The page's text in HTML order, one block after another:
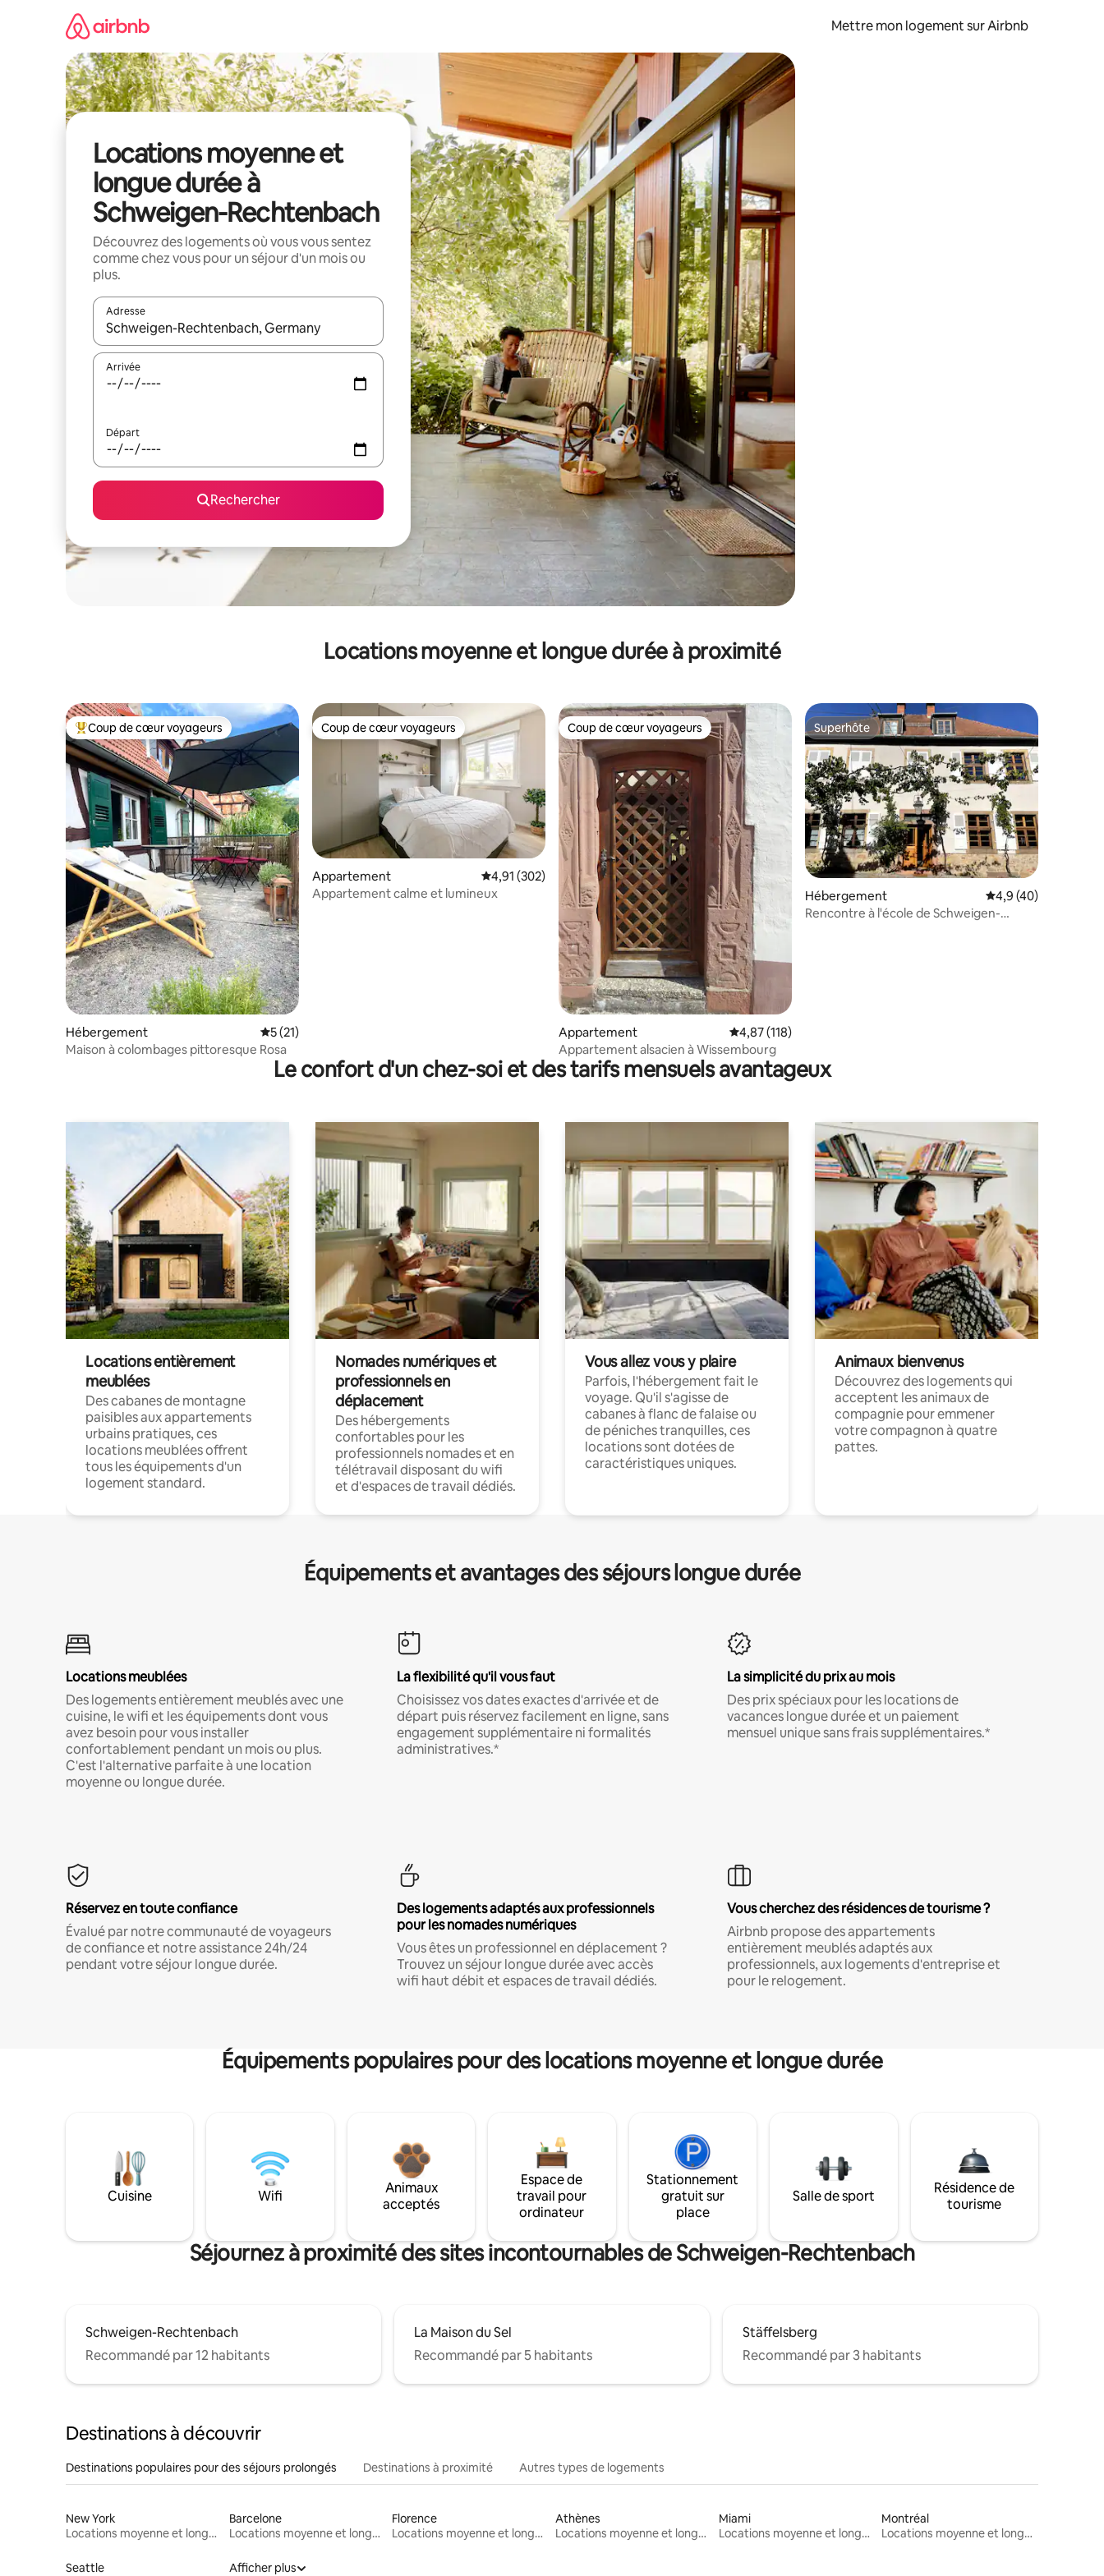
Mettre mon logement sur Airbnb
Locations moyenne et
longue durée à
Schweigen-Rechtenbach
Découvrez des logements où vous vous sentez
comme chez vous pour un séjour d'un mois ou
plus.
Adresse
Lorsque les résultats s'affichent, utilisez les flèches vers le haut et vers le bas pour les parcourir ou en appuyant et en faisant glisser.
Arrivée
Départ
Rechercher
Locations moyenne et longue durée à proximité
Coups de cœur voyageurs les plus appréciés
Coup de cœur voyageurs
Hébergement Évaluation moyenne sur la base de 21 commentaires : 5 sur 5
5 (21)
Maison à colombages pittoresque Rosa
Coup de cœur voyageurs
Coup de cœur voyageurs
Appartement Évaluation moyenne sur la base de 302 commentaires : 4,91 sur 5
4,91 (302)
Appartement calme et lumineux
Coup de cœur voyageurs
Coup de cœur voyageurs
Appartement Évaluation moyenne sur la base de 118 commentaires : 4,87 sur 5
4,87 (118)
Appartement alsacien à Wissembourg
Superhôte
Superhôte
Hébergement Évaluation
4,9 (40)
Rencontre à l'école de Schweigen-
Le confort d'un chez-soi et des tarifs mensuels avantageux
Locations entièrement
meublées
Des cabanes de montagne
paisibles aux appartements
urbains pratiques, ces
locations meublées offrent
tous les équipements d'un
logement standard.
Nomades numériques et
professionnels en
déplacement
Des hébergements
confortables pour les
professionnels nomades et en
télétravail disposant du wifi
et d'espaces de travail dédiés.
Vous allez vous y plaire
Parfois, l'hébergement fait le
voyage. Qu'il s'agisse de
cabanes à flanc de falaise ou
de péniches tranquilles, ces
locations sont dotées de
caractéristiques uniques.
Animaux bienvenus
Découvrez des logements qui
acceptent les animaux de
compagnie pour emmener
votre compagnon à quatre
pattes.
Équipements et avantages des séjours longue durée
Locations meublées
Des logements entièrement meublés avec une
cuisine, le wifi et les équipements dont vous
avez besoin pour vous installer
confortablement pendant un mois ou plus.
C'est l'alternative parfaite à une location
moyenne ou longue durée.
La flexibilité qu'il vous faut
Choisissez vos dates exactes d'arrivée et de
départ puis réservez facilement en ligne, sans
engagement supplémentaire ni formalités
administratives.*
La simplicité du prix au mois
Des prix spéciaux pour les locations de
vacances longue durée et un paiement
mensuel unique sans frais supplémentaires.*
Réservez en toute confiance
Évalué par notre communauté de voyageurs
de confiance et notre assistance 24h/24
pendant votre séjour longue durée.
Des logements adaptés aux professionnels
pour les nomades numériques
Vous êtes un professionnel en déplacement ?
Trouvez un séjour longue durée avec accès
wifi haut débit et espaces de travail dédiés.
Vous cherchez des résidences de tourisme ?
Airbnb propose des appartements
entièrement meublés adaptés aux
professionnels, aux logements d'entreprise et
pour le relogement.
Équipements populaires pour des locations moyenne et longue durée
Cuisine Wifi
Animaux
acceptés
Espace de
travail pour
ordinateur
Stationnement
gratuit sur
place
Salle de sport
Résidence de
tourisme
Séjournez à proximité des sites incontournables de Schweigen-Rechtenbach
Schweigen-Rechtenbach
Recommandé par 12 habitants
La Maison du Sel
Recommandé par 5 habitants
Stäffelsberg
Recommandé par 3 habitants
Destinations à découvrir
Destinations populaires pour des séjours prolongés Destinations à proximité Autres types de logements
New York
Locations moyenne et longue durée
Barcelone
Locations moyenne et longue durée
Florence
Locations moyenne et longue durée
Athènes
Locations moyenne et longue durée
Miami
Locations moyenne et longue durée
Montréal
Locations moyenne et longue durée
Seattle
Afficher plus